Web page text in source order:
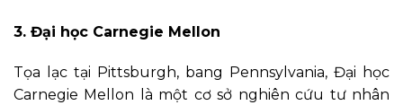
3. Đại học Carnegie Mellon
Tọa lạc tại Pittsburgh, bang Pennsylvania, Đại học
Carnegie Mellon là một cơ sở nghiên cứu tư nhân